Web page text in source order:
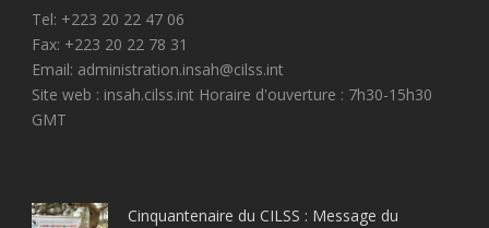
Tel: +223 20 22 47 06
Fax: +223 20 22 78 31
Email: administration.insah@cilss.int
Site web : insah.cilss.int Horaire d'ouverture : 7h30-15h30
GMT
Cinquantenaire du CILSS : Message du